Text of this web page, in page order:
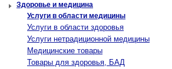
Здоровье и медицина
Услуги в области медицины
Услуги в области здоровья
Услуги нетрадиционной медицины
Медицинские товары
Товары для здоровья, БАД